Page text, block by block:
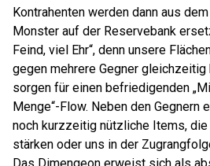
Kontrahenten werden dann aus
Monster auf der Reservebank
Feind, viel Ehr“, denn unsere
gegen mehrere Gegner gleichzeitig
sorgen für einen befriedigenden
Menge“-Flow. Neben den Gegnern
noch kurzzeitig nützliche Items,
stärken oder uns in der